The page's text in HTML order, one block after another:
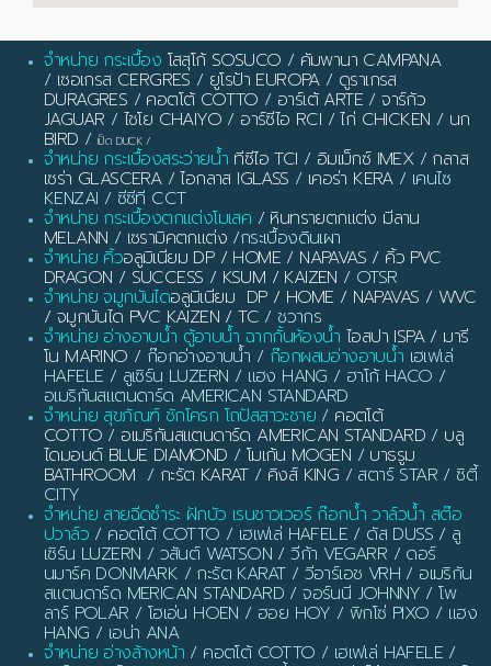
จำหน่าย กระเบื้อง โสสุโก้ SOSUCO / คัมพานา CAMPANA
/ เซอเกรส CERGRES / ยูโรป้า EUROPA/ ดูราเกรส
DURAGRES / คอตโต้ COTTO / อาร์เต้ ARTE /จาร์กัว
JAGUAR / ไชโย CHAIYO / อาร์ซีไอ RCI /ไก่ CHICKEN / นก
BIRD / เป็ด DUCK /
จำหน่าย กระเบื้องสระว่ายน้ำ ทีซีไอ TCI / อิมเม็กซ์ IMEX/ กลาส
เซร่า GLASCERA/ไอกลาส IGLASS / เคอร่า KERA/ เคนไซ
KENZAI / ซีซีที CCT
จำหน่าย กระเบื้องตกแต่งโมเสค / หินทรายตกแต่ง มีลาน
MELANN / เซรามิคตกแต่ง /กระเบื้องดินเผา
จำหน่าย คิ้วอลูมิเนียม DP / HOME / NAPAVAS / คิ้ว PVC
DRAGON / SUCCESS / KSUM / KAIZEN / OTSR
จำหน่าย จมูกบันไดอลูมิเนียม DP / HOME / NAPAVAS / WVC
/ จมูกบันได PVC KAIZEN / TC / ชวากร
จำหน่าย อ่างอาบน้ำ ตู้อาบน้ำ ฉากกั้นห้องน้ำ ไอสปา ISPA / มารี
โน MARINO / ก๊อกอ่างอาบน้ำ / ก๊อกผสมอ่างอาบน้ำ เฮเฟเล่
HAFELE / ลูเซิร์น LUZERN / แฮง HANG / ฮาโก้ HACO /
อเมริกันสแตนดาร์ด AMERICAN STANDARD
จำหน่าย สุขภัณฑ์ ชักโครก โถปัสสาวะชาย / คอตโต้
COTTO / อเมริกันสแตนดาร์ด AMERICAN STANDARD / บลู
ไดมอนด์ BLUE DIAMOND / โมเก้น MOGEN / บาธรูม
BATHROOM / กะรัต KARAT/ คิงส์ KING / สตาร์ STAR / ซิตี้
CITY
จำหน่าย สายฉีดชำระ ฝักบัว เรนชาวเวอร์ ก๊อกน้ำ วาล์วน้ำ สต๊อ
ปวาล์ว / คอตโต้ COTTO / เฮเฟเล่ HAFELE / ดัส DUSS / ลู
เซิร์น LUZERN / วสันต์ WATSON / วีก้า VEGARR / ดอร์
นมาร์ค DONMARK / กะรัต KARAT / วีอาร์เอช VRH / อเมริกัน
สแตนดาร์ด MERICAN STANDARD / จอร์นนี JOHNNY / โพ
ลาร์ POLAR / โฮเอ่น HOEN / ฮอย HOY / พิกโซ่ PIXO / แฮง
HANG / เอน่า ANA
จำหน่าย อ่างล้างหน้า / คอตโต้ COTTO / เฮเฟเล่ HAFELE /